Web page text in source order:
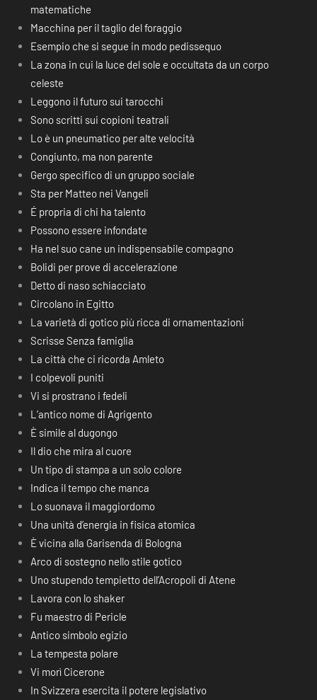
matematiche
Macchina per il taglio del foraggio
Esempio che si segue in modo pedissequo
La zona in cui la luce del sole e occultata da un corpo
celeste
Leggono il futuro sui tarocchi
Sono scritti sui copioni teatrali
Lo è un pneumatico per alte velocità
Congiunto, ma non parente
Gergo specifico di un gruppo sociale
Sta per Matteo nei Vangeli
É propria di chi ha talento
Possono essere infondate
Ha nel suo cane un indispensabile compagno
Bolidi per prove di accelerazione
Detto di naso schiacciato
Circolano in Egitto
La varietà di gotico più ricca di ornamentazioni
Scrisse Senza famiglia
La città che ci ricorda Amleto
I colpevoli puniti
Vi si prostrano i fedeli
L’antico nome di Agrigento
È simile al dugongo
Il dio che mira al cuore
Un tipo di stampa a un solo colore
Indica il tempo che manca
Lo suonava il maggiordomo
Una unità d’energia in fisica atomica
È vicina alla Garisenda di Bologna
Arco di sostegno nello stile gotico
Uno stupendo tempietto dell’Acropoli di Atene
Lavora con lo shaker
Fu maestro di Pericle
Antico simbolo egizio
La tempesta polare
Vi morì Cicerone
In Svizzera esercita il potere legislativo